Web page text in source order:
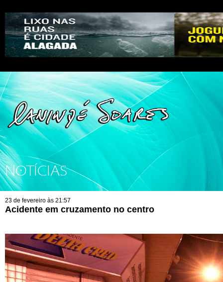
NOTÍCIAS
23 de fevereiro às 21:57
Acidente em cruzamento no centro